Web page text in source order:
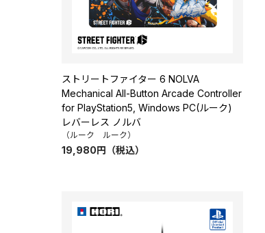
ストリートファイター 6 NOLVA
Mechanical All-Button Arcade Controller
for PlayStation5, Windows PC(ルーク)
レバーレス ノルバ
（ルーク ルーク）
19,980円 （税込）